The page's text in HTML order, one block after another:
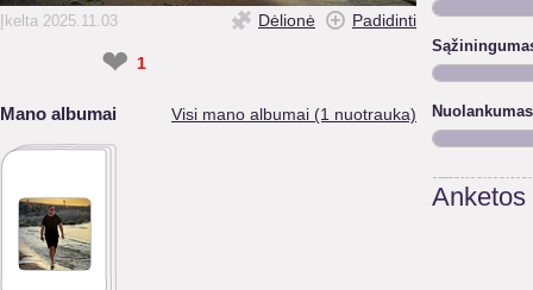
Įkelta 2025.11.03 Dėlionė Padidinti
❤ 1
Mano albumai Visi mano albumai (1 nuotrauka) Nuolankumas
Anketos